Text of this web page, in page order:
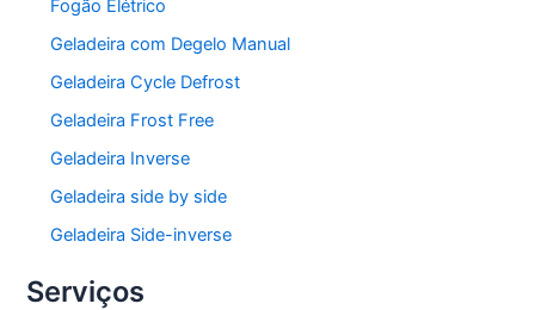
Fogão Elétrico
Geladeira com Degelo Manual
Geladeira Cycle Defrost
Geladeira Frost Free
Geladeira Inverse
Geladeira side by side
Geladeira Side-inverse
Serviços